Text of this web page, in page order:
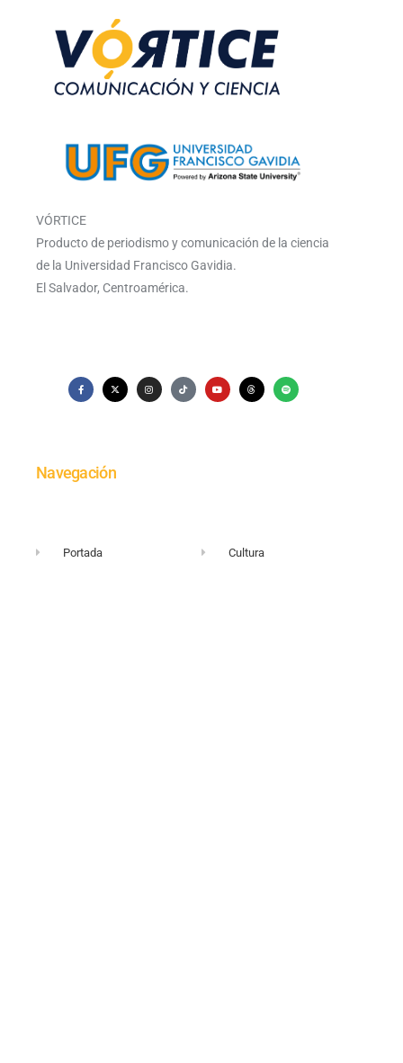
VÓRTICE
Producto de periodismo y comunicación de la ciencia
de la Universidad Francisco Gavidia.
El Salvador, Centroamérica.
Navegación
Portada Cultura